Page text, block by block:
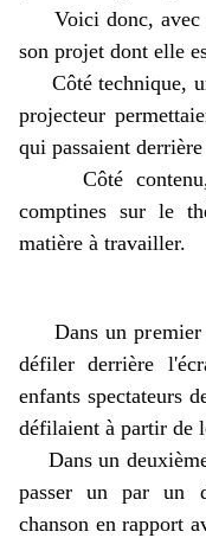
Voici donc, avec
son projet dont elle
Côté technique,
projecteur
qui passaient
Côté contenu,
comptines sur le
matière à travailler.
Dans un premier
défiler derrière
enfants spectateurs
défilaient à partir de
Dans un deuxième
passer un par un
chanson en rapport